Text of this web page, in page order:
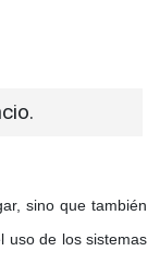
sino que también
uso de los sistemas